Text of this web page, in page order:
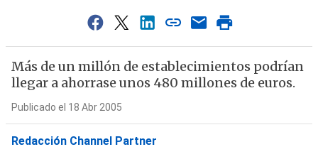
Más de un millón de establecimientos podrían
llegar a ahorrase unos 480 millones de euros.
Publicado el 18 Abr 2005
Redacción Channel Partner